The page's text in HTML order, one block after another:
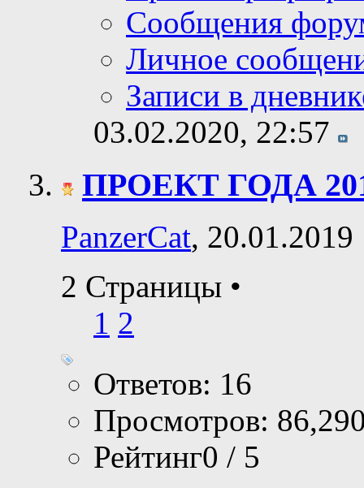
Сообщения
Личное
Записи в
03.02.2020, 22:57
ПРОЕКТ ГОДА
PanzerCat, 20.01.2019
2 Страницы •
1 2
Ответов: 16
Просмотров:
Рейтинг0 / 5